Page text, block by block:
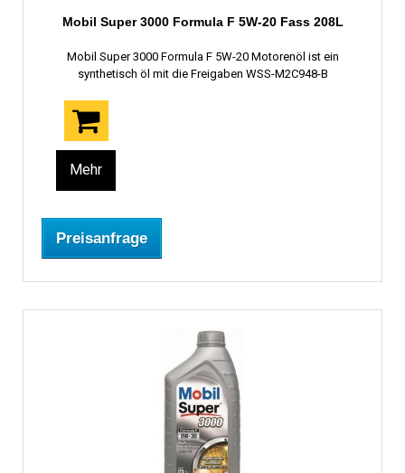
Mobil Super 3000 Formula F 5W-20 Fass 208L
Mobil Super 3000 Formula F 5W-20 Motorenöl ist ein
synthetisch öl mit die Freigaben WSS-M2C948-B
Mehr
Preisanfrage